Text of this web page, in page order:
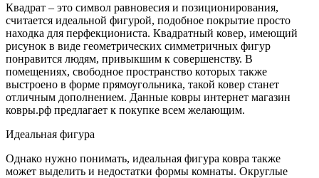
Квадрат – это символ равновесия и позиционирования,
считается идеальной фигурой, подобное покрытие просто
находка для перфекциониста. Квадратный ковер, имеющий
рисунок в виде геометрических симметричных фигур
понравится людям, привыкшим к совершенству. В
помещениях, свободное пространство которых также
выстроено в форме прямоугольника, такой ковер станет
отличным дополнением. Данные ковры интернет магазин
ковры.рф предлагает к покупке всем желающим.
Идеальная фигура
Однако нужно понимать, идеальная фигура ковра также
может выделить и недостатки формы комнаты. Округлые